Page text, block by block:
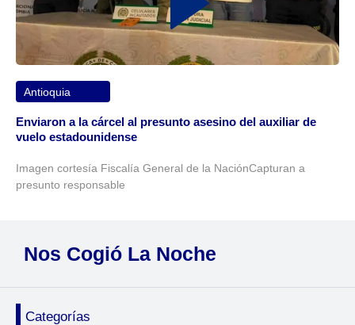
Antioquia
Enviaron a la cárcel al presunto asesino del auxiliar de
vuelo estadounidense
Imagen cortesía Fiscalía General de la NaciónCapturan a
presunto responsable
Nos Cogió La Noche
Categorías